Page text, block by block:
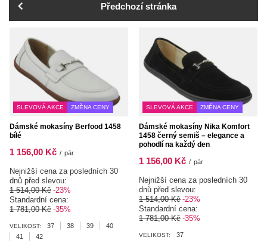
Předchozí stránka
SLEVOVÁ AKCE ZMĚNA CENY
Dámské mokasíny Berfood 1458
bílé
1 156,00 Kč / pár
Nejnižší cena za posledních 30
dnů před slevou:
1 514,00 Kč -23%
Standardní cena:
1 781,00 Kč -35%
VELIKOST: 37 38 39
40
41
42
SLEVOVÁ AKCE ZMĚNA CENY
Dámské mokasíny Nika Komfort
1458 černý semiš – elegance a
pohodlí na každý den
1 156,00 Kč / pár
Nejnižší cena za posledních 30
dnů před slevou:
1 514,00 Kč -23%
Standardní cena:
1 781,00 Kč -35%
VELIKOST: 37